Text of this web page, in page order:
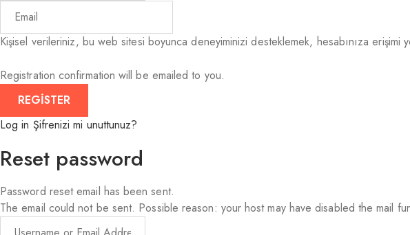
Kişisel verileriniz, bu web sitesi boyunca deneyiminizi desteklemek, hesabınıza erişimi
Registration confirmation will be emailed to you.
Log in Şifrenizi mi unuttunuz?
Reset password
Password reset email has been sent.
The email could not be sent. Possible reason: your host may have disabled the mail